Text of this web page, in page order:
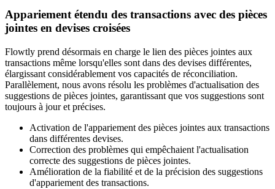
Appariement étendu des transactions avec des pièces
jointes en devises croisées
Flowtly prend désormais en charge le lien des pièces jointes aux
transactions même lorsqu'elles sont dans des devises différentes,
élargissant considérablement vos capacités de réconciliation.
Parallèlement, nous avons résolu les problèmes d'actualisation des
suggestions de pièces jointes, garantissant que vos suggestions sont
toujours à jour et précises.
Activation de l'appariement des pièces jointes aux transactions
dans différentes devises.
Correction des problèmes qui empêchaient l'actualisation
correcte des suggestions de pièces jointes.
Amélioration de la fiabilité et de la précision des suggestions
d'appariement des transactions.